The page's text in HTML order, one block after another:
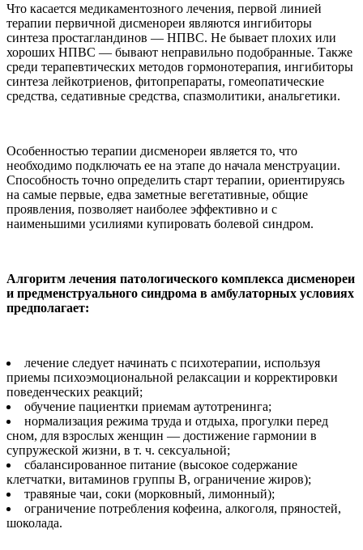
Что касается медикаментозного лечения, первой линией
терапии первичной дисменореи являются ингибиторы
синтеза простагландинов — НПВС. Не бывает плохих или
хороших НПВС — бывают неправильно подобранные. Также
среди терапевтических методов гормонотерапия, ингибиторы
синтеза лейкотриенов, фитопрепараты, гомеопатические
средства, седативные средства, спазмолитики, анальгетики.
Особенностью терапии дисменореи является то, что
необходимо подключать ее на этапе до начала менструации.
Способность точно определить старт терапии, ориентируясь
на самые первые, едва заметные вегетативные, общие
проявления, позволяет наиболее эффективно и с
наименьшими усилиями купировать болевой синдром.
Алгоритм лечения патологического комплекса дисменореи
и предменструального синдрома в амбулаторных условиях
предполагает:
лечение следует начинать с психотерапии, используя
приемы психоэмоциональной релаксации и корректировки
поведенческих реакций;
обучение пациентки приемам аутотренинга;
нормализация режима труда и отдыха, прогулки перед
сном, для взрослых женщин — достижение гармонии в
супружеской жизни, в т. ч. сексуальной;
сбалансированное питание (высокое содержание
клетчатки, витаминов группы В, ограничение жиров);
травяные чаи, соки (морковный, лимонный);
ограничение потребления кофеина, алкоголя, пряностей,
шоколада.